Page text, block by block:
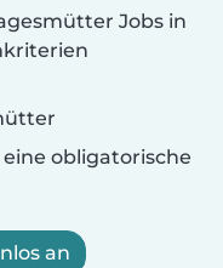
Jobs in
obligatorische
an